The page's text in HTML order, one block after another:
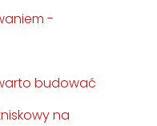
-
budować
na